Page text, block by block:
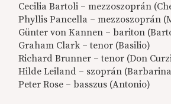
Cecilia Bartoli – mezzoszoprán
Phyllis Pancella – mezzoszoprán
Günter von Kannen – bariton
Graham Clark – tenor (Basilio)
Richard Brunner – tenor (Don
Hilde Leiland – szoprán
Peter Rose – basszus (Antonio)